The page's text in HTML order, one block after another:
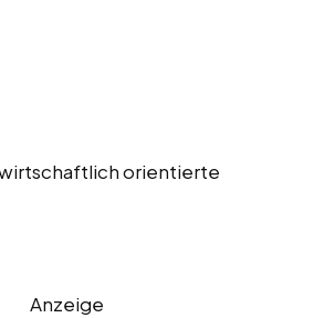
orientierte
Anzeige